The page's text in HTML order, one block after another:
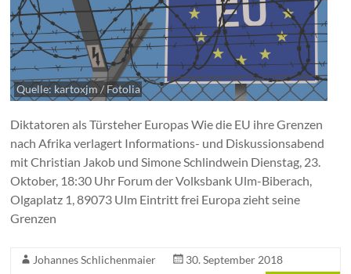
Quelle: kartoxjm / Fotolia
Diktatoren als Türsteher Europas Wie die EU ihre Grenzen
nach Afrika verlagert Informations- und Diskussionsabend
mit Christian Jakob und Simone Schlindwein Dienstag, 23.
Oktober, 18:30 Uhr Forum der Volksbank Ulm-Biberach,
Olgaplatz 1, 89073 Ulm Eintritt frei Europa zieht seine
Grenzen
Johannes Schlichenmaier
30. September 2018